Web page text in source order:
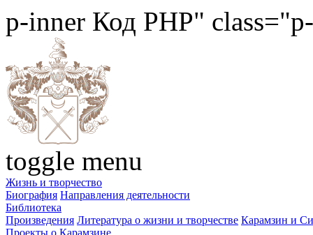
p-inner Код PHP"
toggle menu
Жизнь и творчество
Биография Направления деятельности
Библиотека
Произведения Литература о жизни и творчестве Карамзин и
Проекты о Карамзине